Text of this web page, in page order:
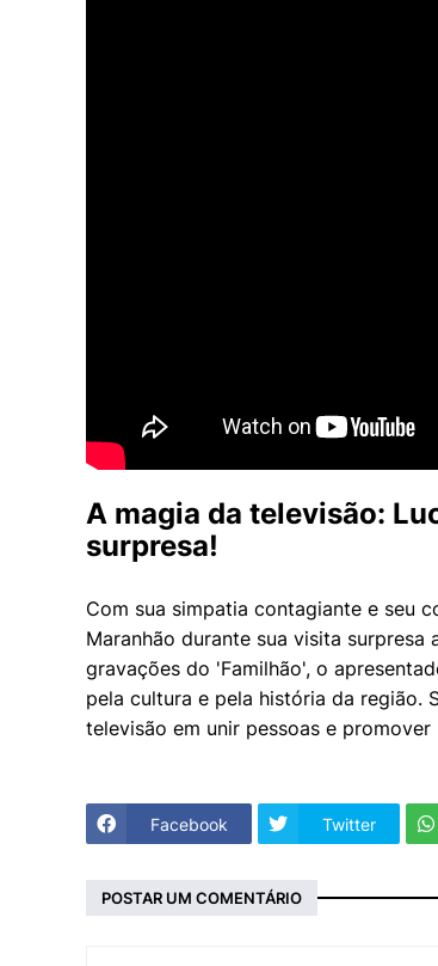
A magia da televisão:
surpresa!
Com sua simpatia contagiante e seu
Maranhão durante sua visita
gravações do 'Familhão', o
pela cultura e pela história da região.
televisão em unir pessoas e
Facebook Twitter
POSTAR UM COMENTÁRIO